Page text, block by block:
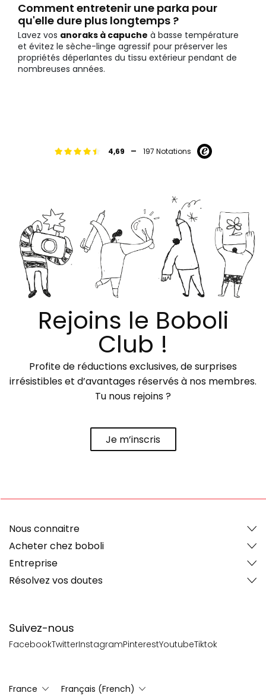
Comment entretenir une parka pour
qu'elle dure plus longtemps ?
Lavez vos anoraks à capuche à basse température
et évitez le sèche-linge agressif pour préserver les
propriétés déperlantes du tissu extérieur pendant de
nombreuses années.
4,69 - 197 Notations
Rejoins le Boboli
Club !
Profite de réductions exclusives, de surprises
irrésistibles et d’avantages réservés à nos membres.
Tu nous rejoins ?
Je m’inscris
Suivez-nous
FacebookTwitterInstagramPinterestYoutubeTiktok
Nous connaitre
Acheter chez boboli
Entreprise
Résolvez vos doutes
France Français (French)